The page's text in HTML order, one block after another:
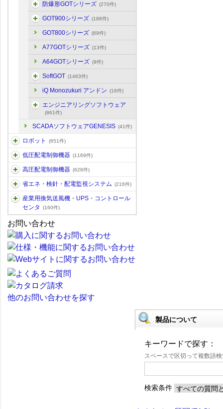
防爆形GOTシリーズ (270件)
GOT900シリーズ (188件)
GOT800シリーズ (69件)
A77GOTシリーズ (13件)
A64GOTシリーズ (9件)
SoftGOT (1463件)
iQ Monozukuri アンドン (18件)
エンジニアリングソフトウェア
(861件)
SCADAソフトウェアGENESIS (41件)
ロボット (651件)
低圧配電制御機器 (1169件)
高圧配電制御機器 (628件)
省エネ・検針・配電監視システム (216件)
産業用換気送風機・UPS・コントロール
センタ
(160件)
お問い合わせ
他のお問い合わせを探す
製品について
キーワードで探す：
スペースで区切って複数語
検索条件